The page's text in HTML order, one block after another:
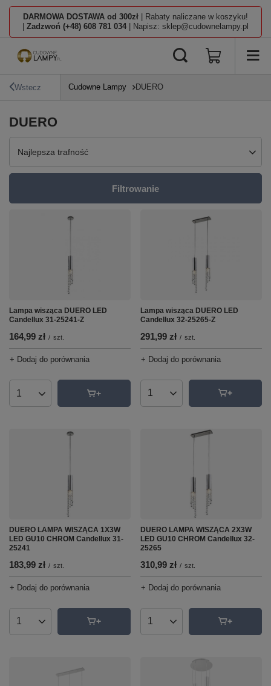
DARMOWA DOSTAWA od 300zł | Rabaty naliczane w koszyku!
Zadzwoń (+48) 608 781 034 | Napisz: sklep@cudownelampy.pl
Wstecz Cudowne Lampy DUERO
DUERO
Zmień sortowanie
Najlepsza trafność
Filtrowanie
Lampa wisząca DUERO LED
Candellux 31-25241-Z
164,99 zł / szt.
+ Dodaj do porównania
Ilość produktów
Lampa wisząca DUERO LED
Candellux 32-25265-Z
291,99 zł / szt.
+ Dodaj do porównania
Ilość produktów
DUERO LAMPA WISZĄCA 1X3W
LED GU10 CHROM Candellux 31-
25241
183,99 zł / szt.
+ Dodaj do porównania
Ilość produktów
DUERO LAMPA WISZĄCA 2X3W
LED GU10 CHROM Candellux 32-
25265
310,99 zł / szt.
+ Dodaj do porównania
Ilość produktów